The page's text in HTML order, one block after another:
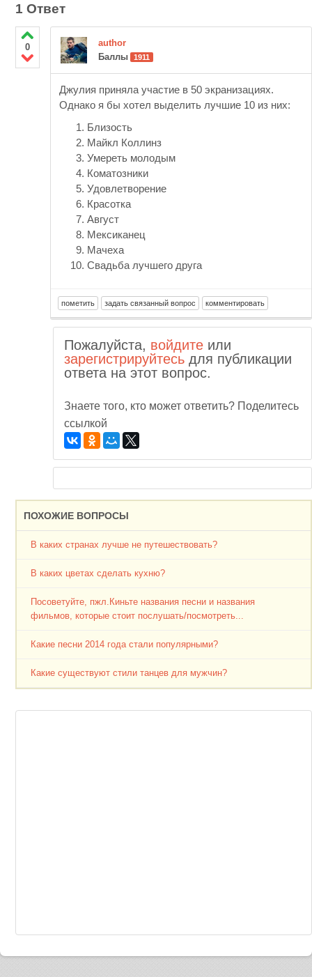
1 Ответ
0
author
Баллы
1911
Джулия приняла участие в 50 экранизациях.
Однако я бы хотел выделить лучшие 10 из них:
Близость
Майкл Коллинз
Умереть молодым
Коматозники
Удовлетворение
Красотка
Август
Мексиканец
Мачеха
Свадьба лучшего друга
Пожалуйста, войдите или
зарегистрируйтесь для публикации
ответа на этот вопрос.
Знаете того, кто может ответить? Поделитесь
ссылкой
ПОХОЖИЕ ВОПРОСЫ
В каких странах лучше не путешествовать?
В каких цветах сделать кухню?
Посоветуйте, пжл.Киньте названия песни и названия
фильмов, которые стоит послушать/посмотреть...
Какие песни 2014 года стали популярными?
Какие существуют стили танцев для мужчин?